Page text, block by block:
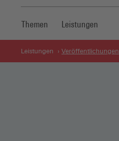
Themen Leistungen
Leistungen Veröffentlichungen